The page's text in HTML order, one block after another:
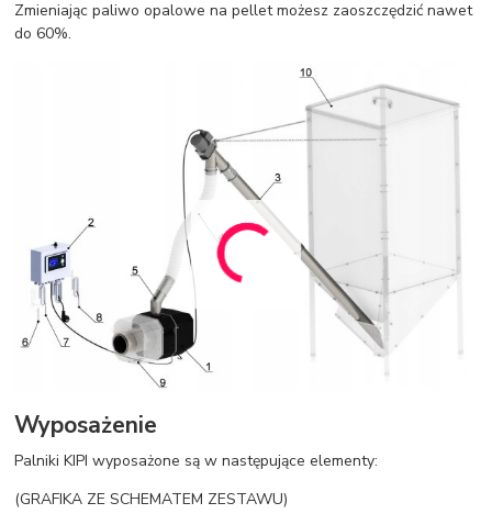
Zmieniając paliwo opalowe na pellet możesz zaoszczędzić nawet
do 60%.
Wyposażenie
Palniki KIPI wyposażone są w następujące elementy:
(GRAFIKA ZE SCHEMATEM ZESTAWU)